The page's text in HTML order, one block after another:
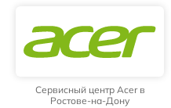
Сервисный центр Acer в
Ростове-на-Дону